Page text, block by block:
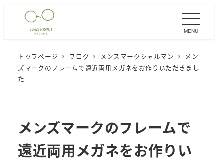
MENU
トップページ ブログ メンズマークシャルマン
メン
ズマークのフレームで遠近両用メガネをお作りいただきまし
た
メンズマークのフレームで
遠近両用メガネをお作りい